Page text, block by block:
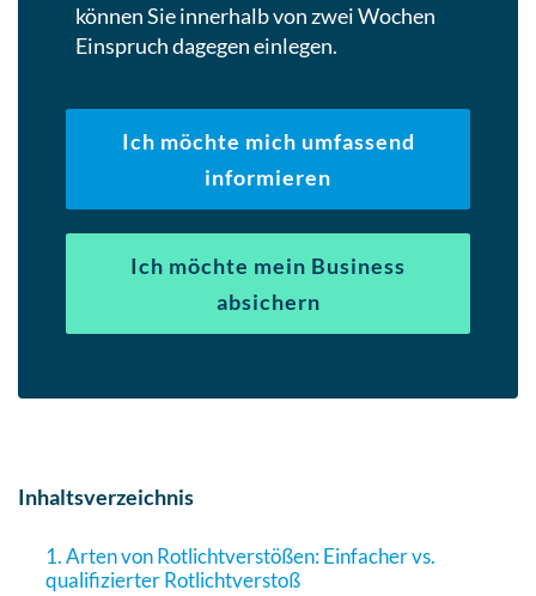
können Sie innerhalb von zwei Wochen
Einspruch dagegen einlegen.
Ich möchte mich umfassend
informieren
Ich möchte mein Business
absichern
Inhaltsverzeichnis
1. Arten von Rotlichtverstößen: Einfacher vs.
qualifizierter Rotlichtverstoß